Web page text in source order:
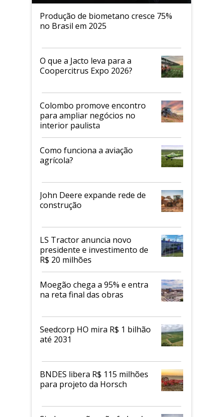
Produção de biometano cresce 75%
no Brasil em 2025
O que a Jacto leva para a
Coopercitrus Expo 2026?
Colombo promove encontro
para ampliar negócios no
interior paulista
Como funciona a aviação
agrícola?
John Deere expande rede de
construção
LS Tractor anuncia novo
presidente e investimento de
R$ 20 milhões
Moegão chega a 95% e entra
na reta final das obras
Seedcorp HO mira R$ 1 bilhão
até 2031
BNDES libera R$ 115 milhões
para projeto da Horsch